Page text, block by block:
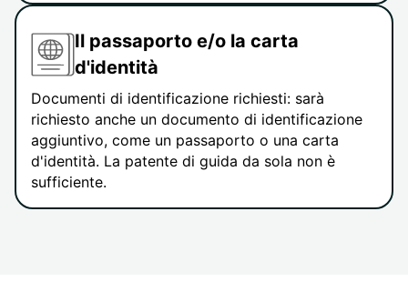
Il passaporto e/o la carta
d'identità
Documenti di identificazione richiesti: sarà
richiesto anche un documento di identificazione
aggiuntivo, come un passaporto o una carta
d'identità. La patente di guida da sola non è
sufficiente.